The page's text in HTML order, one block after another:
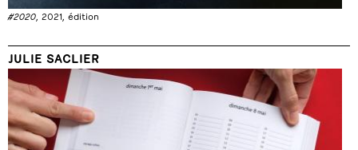
#2020, 2021, édition
JULIE SACLIER